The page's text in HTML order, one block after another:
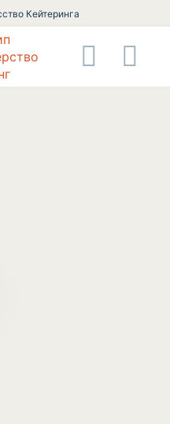
Кейтеринга